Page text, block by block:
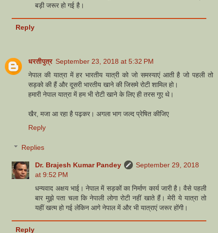
बड़ी जरूर हो गई है।
Reply
धरतीपुत्र September 23, 2018 at 5:32 PM
नेपाल की यात्रा में हर भारतीय यात्री को जो समस्याएं आती है जो पहली तो
सड़को की हैं और दूसरी भारतीय खाने की जिसमे रोटी शामिल हो।
हमारी नेपाल यात्रा में हम भी रोटी खाने के लिए ही तरस गुए थे।
खैर, मजा आ रहा है पढ़कर। अगला भाग जल्द प्रेषित कीजिए
Reply
Replies
Dr. Brajesh Kumar Pandey
September 29, 2018
at 9:52 PM
धन्यवाद अक्षय भाई। नेपाल में सड़कों का निर्माण कार्य जारी है। वैसे पहली
बार मुझे पता चला कि नेपाली लोगा रोटी नहीं खाते हैं। मेरी ये यात्रा तो
यहीं खत्म हो गई लेकिन आगे नेपाल में और भी यात्राएं जरूर होंगी।
Reply